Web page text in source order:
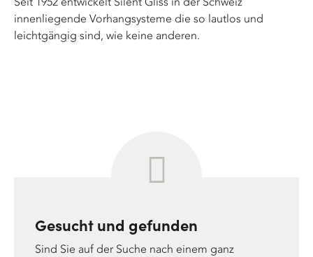
innenliegende Vorhangsysteme die so lautlos und
leichtgängig sind, wie keine anderen.
Gesucht und gefunden
Sind Sie auf der Suche nach einem ganz